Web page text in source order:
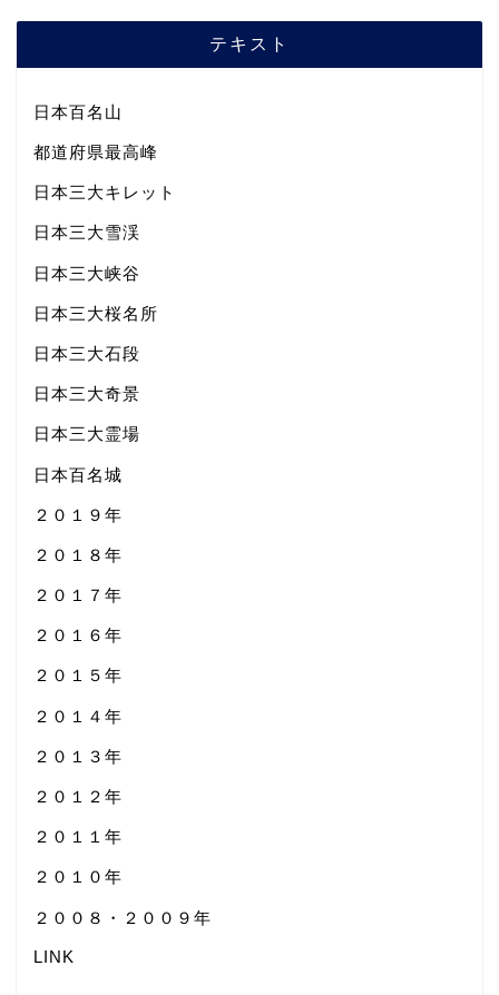
テキスト
日本百名山
都道府県最高峰
日本三大キレット
日本三大雪渓
日本三大峡谷
日本三大桜名所
日本三大石段
日本三大奇景
日本三大霊場
日本百名城
２０１９年
２０１８年
２０１７年
２０１６年
２０１５年
２０１４年
２０１３年
２０１２年
２０１１年
２０１０年
２００８・２００９年
LINK